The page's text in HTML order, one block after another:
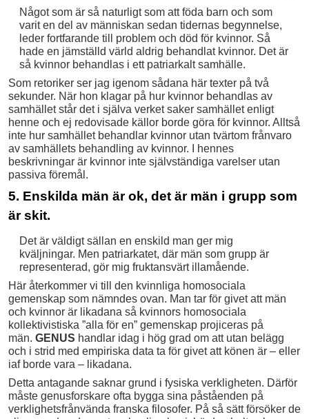
Något som är så naturligt som att föda barn och som
varit en del av människan sedan tidernas begynnelse,
leder fortfarande till problem och död för kvinnor. Så
hade en jämställd värld aldrig behandlat kvinnor. Det är
så kvinnor behandlas i ett patriarkalt samhälle.
Som retoriker ser jag igenom sådana här texter på två
sekunder. När hon klagar på hur kvinnor behandlas av
samhället står det i själva verket saker samhället enligt
henne och ej redovisade källor borde göra för kvinnor. Alltså
inte hur samhället behandlar kvinnor utan tvärtom frånvaro
av samhällets behandling av kvinnor. I hennes
beskrivningar är kvinnor inte självständiga varelser utan
passiva föremål.
5. Enskilda män är ok, det är män i grupp som
är skit.
Det är väldigt sällan en enskild man ger mig
kväljningar. Men patriarkatet, där män som grupp är
representerad, gör mig fruktansvärt illamående.
Här återkommer vi till den kvinnliga homosociala
gemenskap som nämndes ovan. Man tar för givet att män
och kvinnor är likadana så kvinnors homosociala
kollektivistiska ”alla för en” gemenskap projiceras på
män. GENUS handlar idag i hög grad om att utan belägg
och i strid med empiriska data ta för givet att könen är – eller
iaf borde vara – likadana.
Detta antagande saknar grund i fysiska verkligheten. Därför
måste genusforskare ofta bygga sina påståenden på
verklighetsfrånvända franska filosofer. På så sätt försöker de